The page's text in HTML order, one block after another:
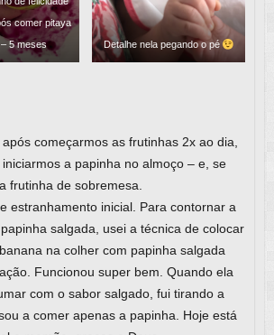
comer pitaya
5 meses
Detalhe nela pegando o pé
começarmos as frutinhas 2x ao dia,
a papinha no almoço – e, se
frutinha de sobremesa.
estranhamento inicial. Para contornar a
salgada, usei a técnica de colocar
na colher com papinha salgada
Funcionou super bem. Quando ela
com o sabor salgado, fui tirando a
a comer apenas a papinha. Hoje está